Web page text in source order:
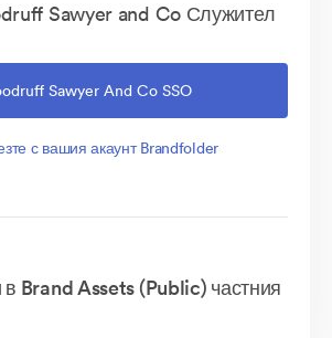
Sawyer and Co Служител
Sawyer And Co SSO
с вашия акаунт Brandfolder
Brand Assets (Public) частния